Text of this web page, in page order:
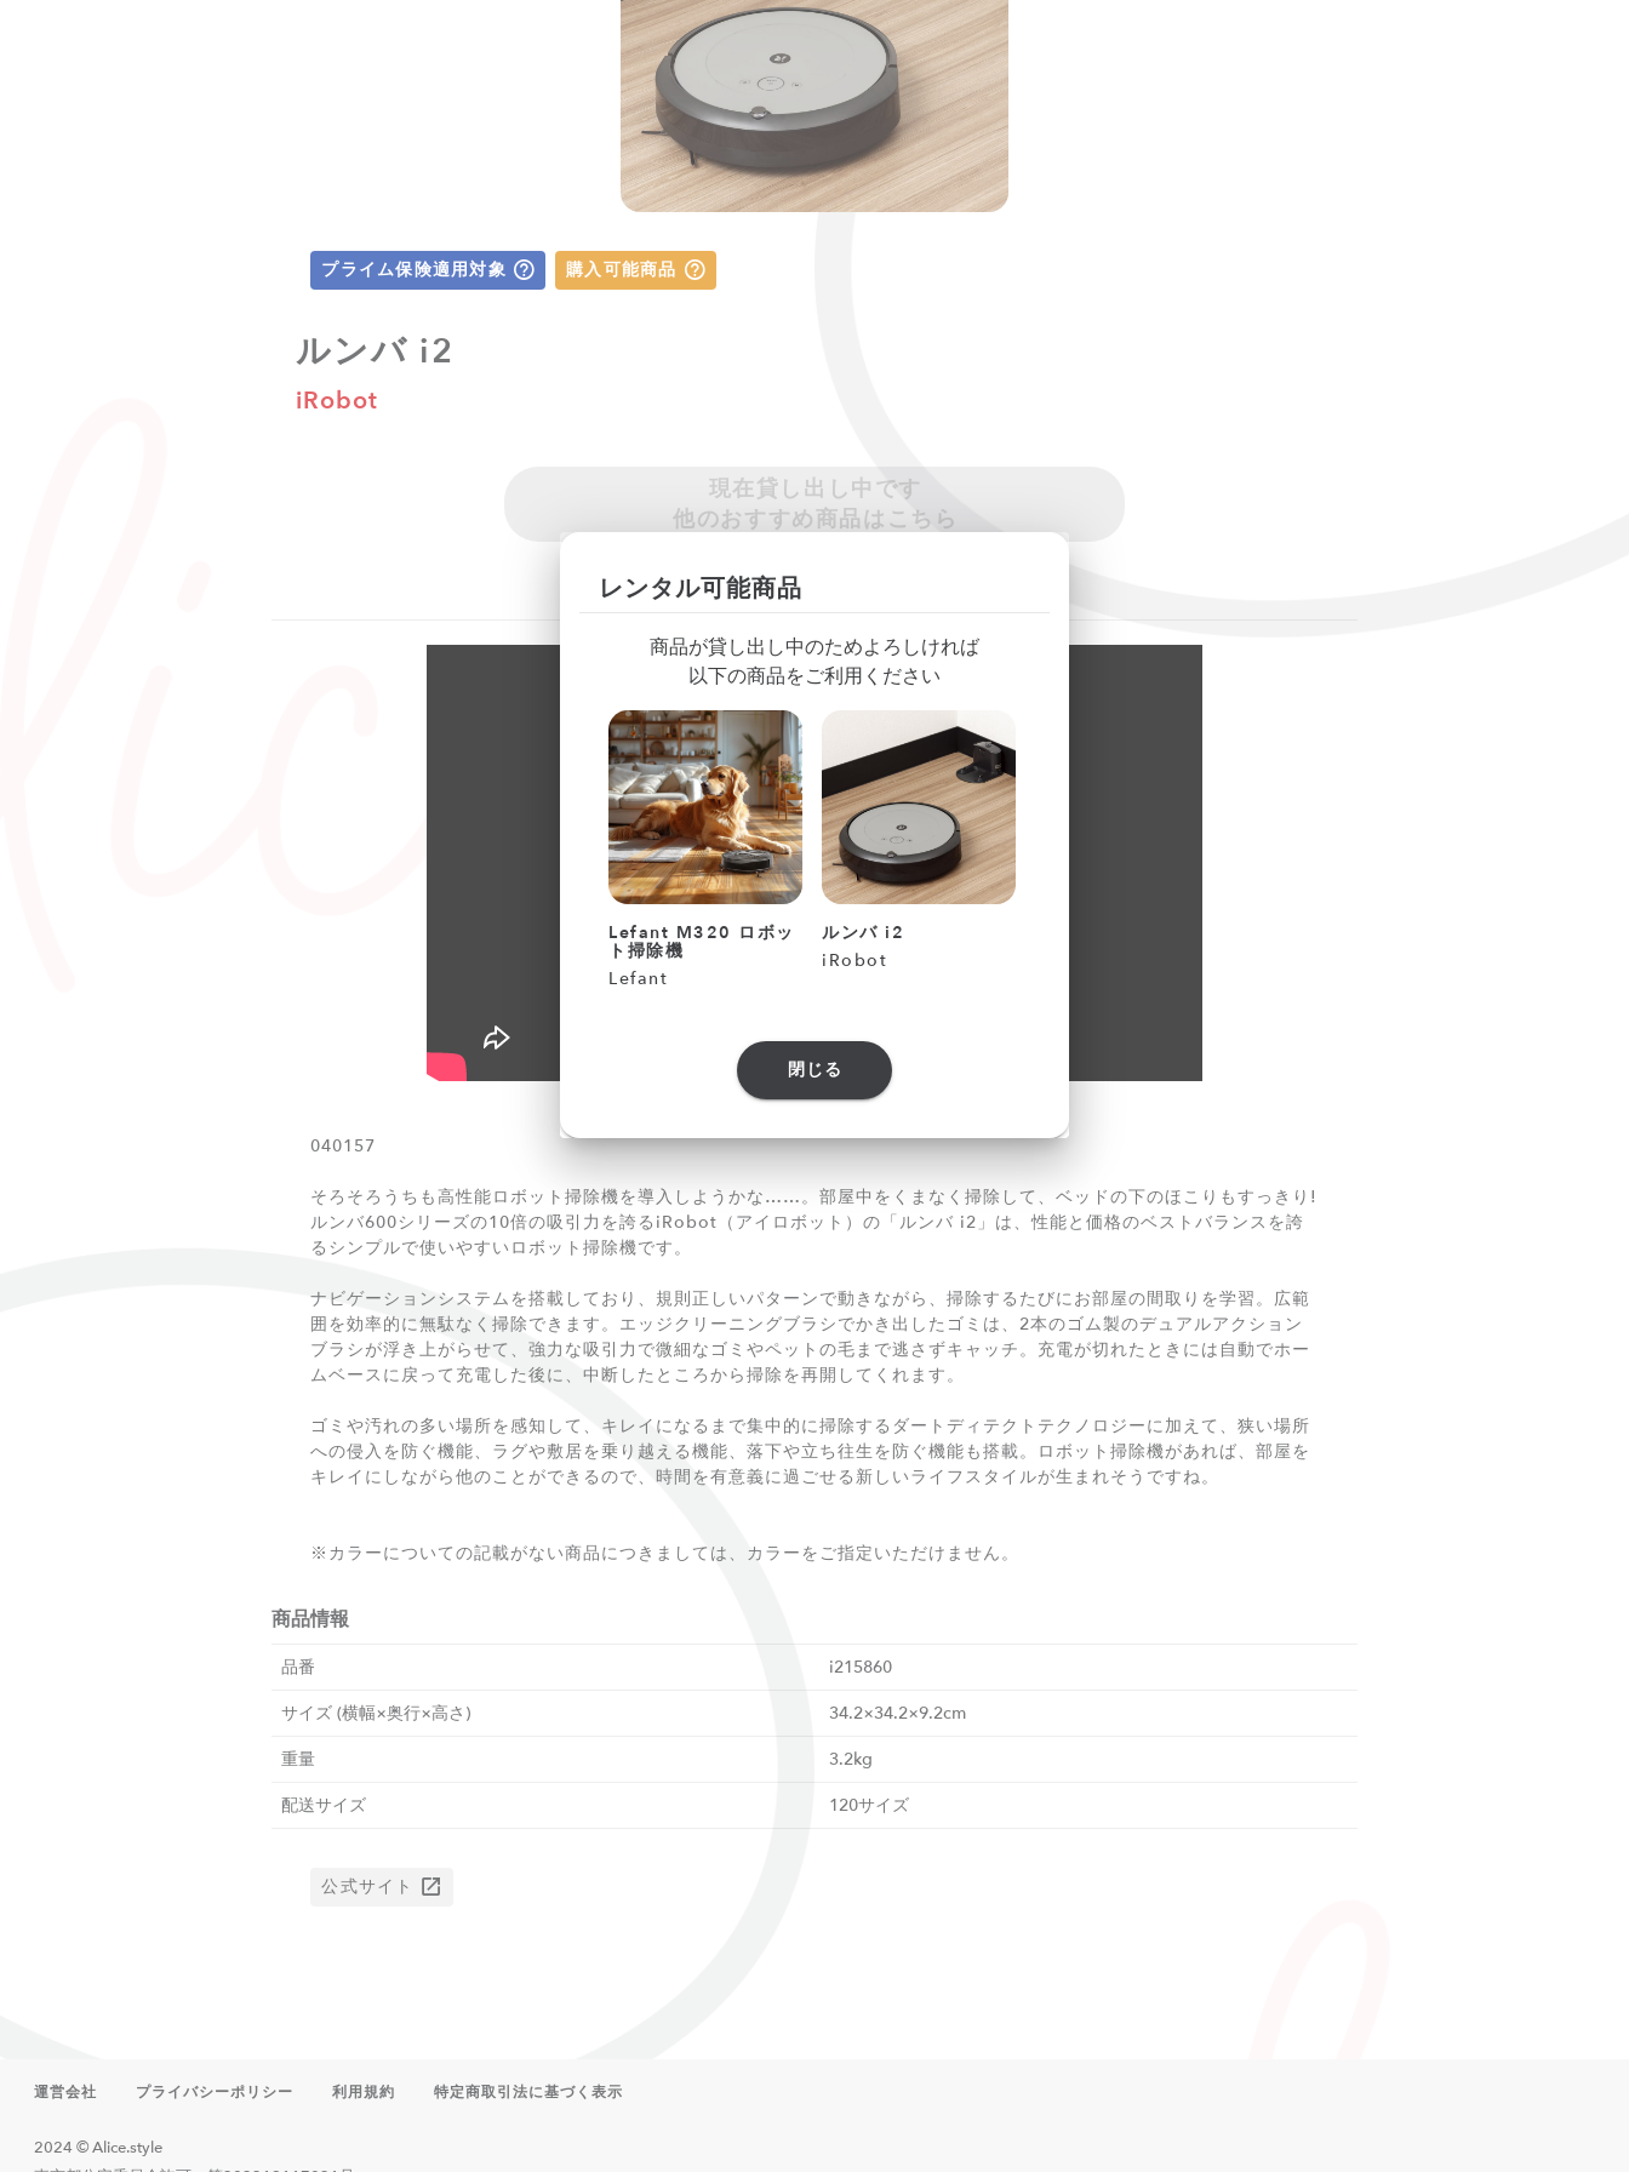
プライム保険適用対象 購入可能商品
ルンバ i2
iRobot
現在貸し出し中です
他のおすすめ商品はこちら
040157
そろそろうちも高性能ロボット掃除機を導入しようかな……。部屋中をくまなく掃除して、ベッドの下のほこりもすっきり!
ルンバ600シリーズの10倍の吸引力を誇るiRobot（アイロボット）の「ルンバ i2」は、性能と価格のベストバランスを誇
るシンプルで使いやすいロボット掃除機です。
ナビゲーションシステムを搭載しており、規則正しいパターンで動きながら、掃除するたびにお部屋の間取りを学習。広範
囲を効率的に無駄なく掃除できます。エッジクリーニングブラシでかき出したゴミは、2本のゴム製のデュアルアクション
ブラシが浮き上がらせて、強力な吸引力で微細なゴミやペットの毛まで逃さずキャッチ。充電が切れたときには自動でホー
ムベースに戻って充電した後に、中断したところから掃除を再開してくれます。
ゴミや汚れの多い場所を感知して、キレイになるまで集中的に掃除するダートディテクトテクノロジーに加えて、狭い場所
への侵入を防ぐ機能、ラグや敷居を乗り越える機能、落下や立ち往生を防ぐ機能も搭載。ロボット掃除機があれば、部屋を
キレイにしながら他のことができるので、時間を有意義に過ごせる新しいライフスタイルが生まれそうですね。
※カラーについての記載がない商品につきましては、カラーをご指定いただけません。
商品情報
品番
i215860
サイズ (横幅×奥行×高さ)
34.2×34.2×9.2cm
重量
3.2kg
配送サイズ
120サイズ
公式サイト
運営会社 プライバシーポリシー 利用規約 特定商取引法に基づく表示
2024 © Alice.style
レンタル可能商品
商品が貸し出し中のためよろしければ
以下の商品をご利用ください
Lefant M320 ロボッ
ト掃除機
Lefant
ルンバ i2
iRobot
閉じる